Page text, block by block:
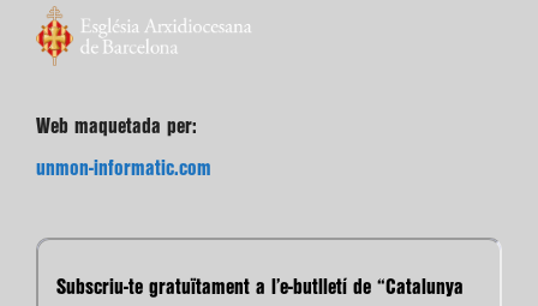
Web maquetada per:
unmon-informatic.com
Subscriu-te gratuïtament a l’e-butlletí de “Catalunya